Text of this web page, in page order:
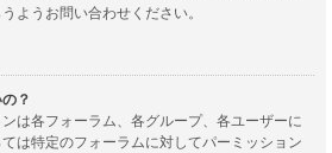
ようお問い合わせください。
？
は各フォーラム、各グループ、各ユーザーに
は特定のフォーラムに対してパーミッション